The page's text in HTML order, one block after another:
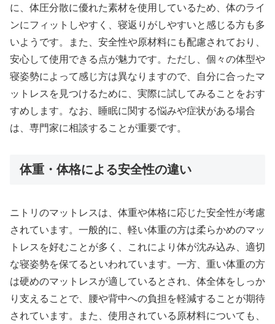
に、体圧分散に優れた素材を使用しているため、体のライ
ンにフィットしやすく、寝返りがしやすいと感じる方も多
いようです。また、安全性や原材料にも配慮されており、
安心して使用できる点が魅力です。ただし、個々の体型や
寝姿勢によって感じ方は異なりますので、自分に合ったマ
ットレスを見つけるために、実際に試してみることをおす
すめします。なお、睡眠に関する悩みや症状がある場合
は、専門家に相談することが重要です。
体重・体格による安全性の違い
ニトリのマットレスは、体重や体格に応じた安全性が考慮
されています。一般的に、軽い体重の方は柔らかめのマッ
トレスを好むことが多く、これにより体が沈み込み、適切
な寝姿勢を保てるといわれています。一方、重い体重の方
は硬めのマットレスが適しているとされ、体全体をしっか
り支えることで、腰や背中への負担を軽減することが期待
されています。また、使用されている原材料についても、